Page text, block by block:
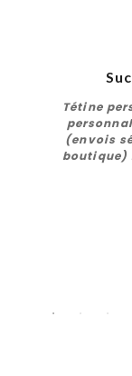
Tétine
(envois
boutique)